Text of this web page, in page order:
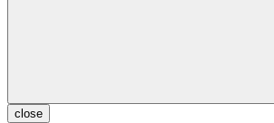
close